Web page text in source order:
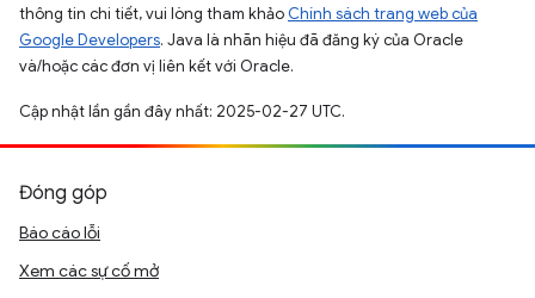
thông tin chi tiết, vui lòng tham khảo Chính sách trang web của
Google Developers. Java là nhãn hiệu đã đăng ký của Oracle
và/hoặc các đơn vị liên kết với Oracle.
Cập nhật lần gần đây nhất: 2025-02-27 UTC.
Đóng góp
Báo cáo lỗi
Xem các sự cố mở